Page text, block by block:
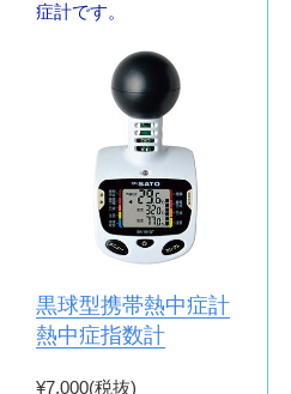
症計です。
黒球型携帯熱中症計
熱中症指数計
¥7,000(税抜)